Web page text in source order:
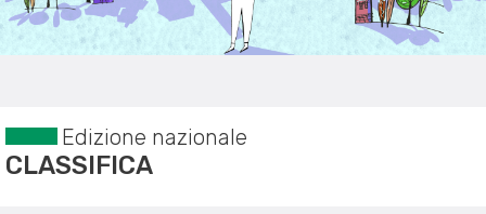
Edizione nazionale
CLASSIFICA